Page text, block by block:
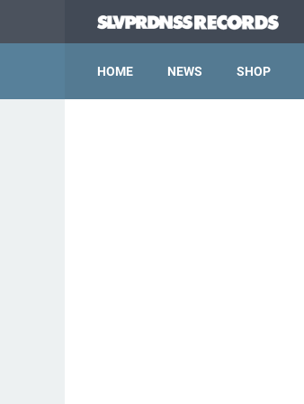
HOME NEWS SHOP